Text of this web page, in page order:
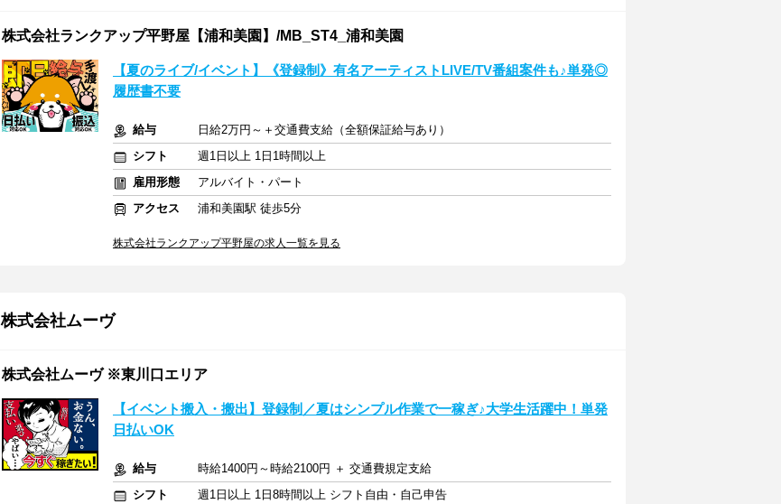
株式会社ランクアップ平野屋【浦和美園】/MB_ST4_浦和美園
【夏のライブ/イベント】《登録制》有名アーティストLIVE/TV番組案件も♪単発◎
履歴書不要
給与
日給2万円～＋交通費支給（全額保証給与あり）
シフト
週1日以上 1日1時間以上
雇用形態
アルバイト・パート
アクセス
浦和美園駅 徒歩5分
株式会社ランクアップ平野屋の求人一覧を見る
株式会社ムーヴ
株式会社ムーヴ ※東川口エリア
【イベント搬入・搬出】登録制／夏はシンプル作業で一稼ぎ♪大学生活躍中！単発
日払いOK
給与
時給1400円～時給2100円 ＋ 交通費規定支給
シフト
週1日以上 1日8時間以上 シフト自由・自己申告